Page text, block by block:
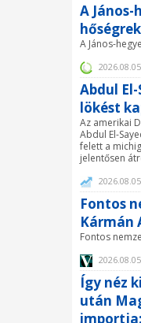
A
A János-
Abdul
lökést
Az amerikai
Abdul El-
felett a
jelentősen
Fontos
Kármán
Fontos
Így néz
után